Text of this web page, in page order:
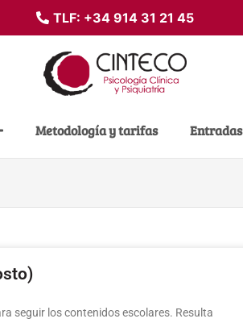
TLF: +34 914 31 21 45
Metodología y tarifas Entradas
seguir los contenidos escolares. Resulta